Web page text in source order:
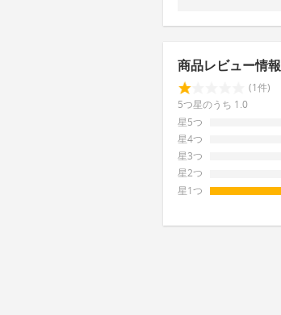
商品レビュー情報
(1件)
5つ星のうち 1.0
星5つ
星4つ
星3つ
星2つ
星1つ